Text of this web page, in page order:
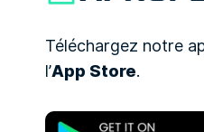
Téléchargez notre
l’App Store.